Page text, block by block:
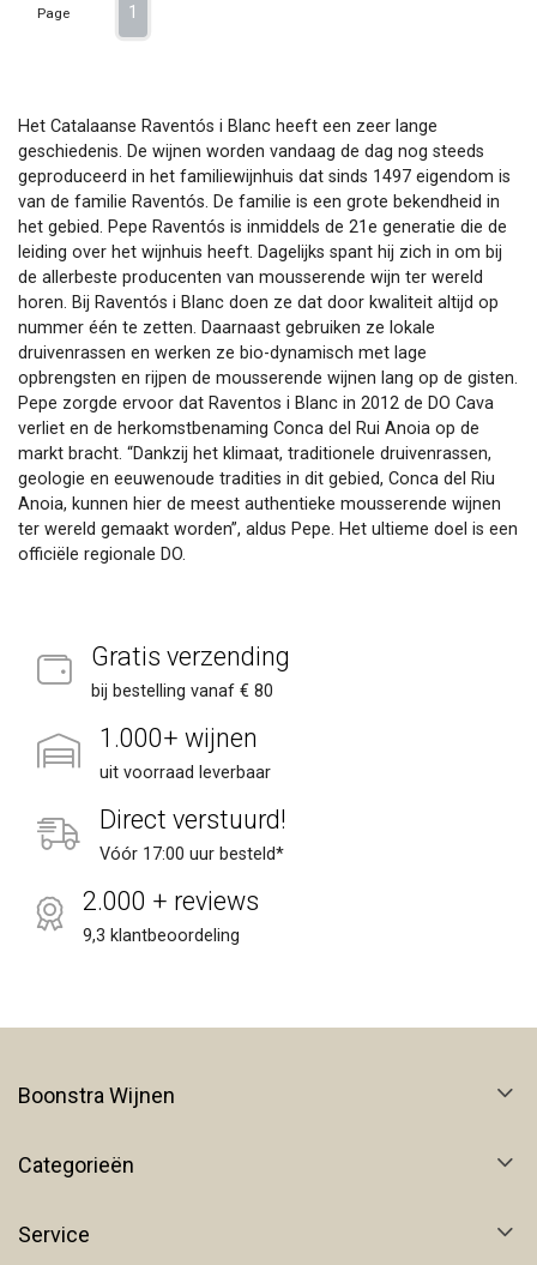
Page 1
Het Catalaanse Raventós i Blanc heeft een zeer lange
geschiedenis. De wijnen worden vandaag de dag nog steeds
geproduceerd in het familiewijnhuis dat sinds 1497 eigendom is
van de familie Raventós. De familie is een grote bekendheid in
het gebied. Pepe Raventós is inmiddels de 21e generatie die de
leiding over het wijnhuis heeft. Dagelijks spant hij zich in om bij
de allerbeste producenten van mousserende wijn ter wereld
horen. Bij Raventós i Blanc doen ze dat door kwaliteit altijd op
nummer één te zetten. Daarnaast gebruiken ze lokale
druivenrassen en werken ze bio-dynamisch met lage
opbrengsten en rijpen de mousserende wijnen lang op de gisten.
Pepe zorgde ervoor dat Raventos i Blanc in 2012 de DO Cava
verliet en de herkomstbenaming Conca del Rui Anoia op de
markt bracht. “Dankzij het klimaat, traditionele druivenrassen,
geologie en eeuwenoude tradities in dit gebied, Conca del Riu
Anoia, kunnen hier de meest authentieke mousserende wijnen
ter wereld gemaakt worden”, aldus Pepe. Het ultieme doel is een
officiële regionale DO.
Gratis verzending
bij bestelling vanaf € 80
1.000+ wijnen
uit voorraad leverbaar
Direct verstuurd!
Vóór 17:00 uur besteld*
2.000 + reviews
9,3 klantbeoordeling
Boonstra Wijnen
Categorieën
Service